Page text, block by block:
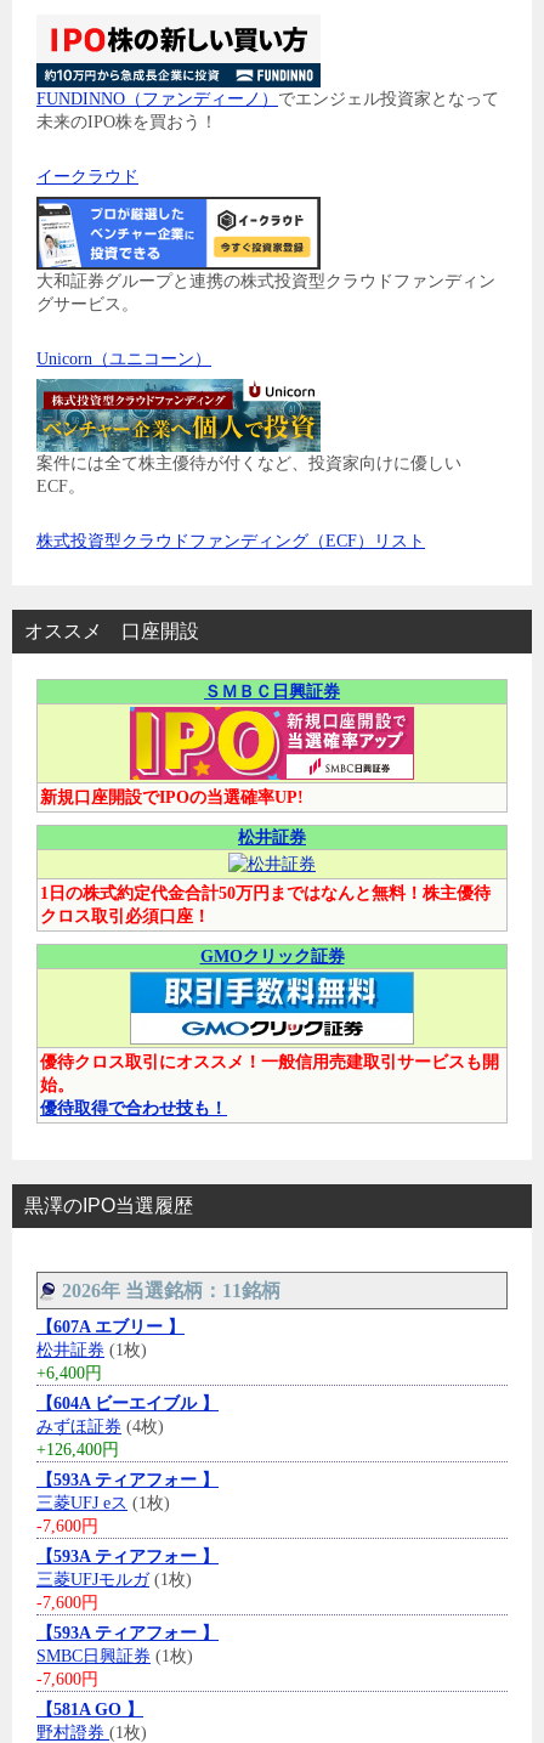
FUNDINNO（ファンディーノ） でエンジェル投資家となって
未来のIPO株を買おう！
イークラウド
大和証券グループと連携の株式投資型クラウドファンディン
グサービス。
Unicorn（ユニコーン）
案件には全て株主優待が付くなど、投資家向けに優しい
ECF。
株式投資型クラウドファンディング（ECF）リスト
オススメ 口座開設
ＳＭＢＣ日興証券
新規口座開設でIPOの当選確率UP!
松井証券
1日の株式約定代金合計50万円まではなんと無料！株主優待
クロス取引必須口座！
GMOクリック証券
優待クロス取引にオススメ！一般信用売建取引サービスも開
始。
優待取得で合わせ技も！
黒澤のIPO当選履歴
2026年 当選銘柄：11銘柄
【607A エブリー 】
松井証券 (1枚)
+6,400円
【604A ビーエイブル 】
みずほ証券 (4枚)
+126,400円
【593A ティアフォー 】
三菱UFJ eス (1枚)
-7,600円
【593A ティアフォー 】
三菱UFJモルガ(1枚)
-7,600円
【593A ティアフォー 】
SMBC日興証券 (1枚)
-7,600円
【581A GO 】
野村證券 (1枚)